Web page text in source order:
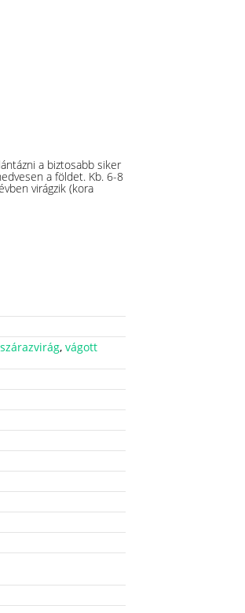
a biztosabb siker
a földet. Kb. 6-8
virágzik (kora
szárazvirág, vágott